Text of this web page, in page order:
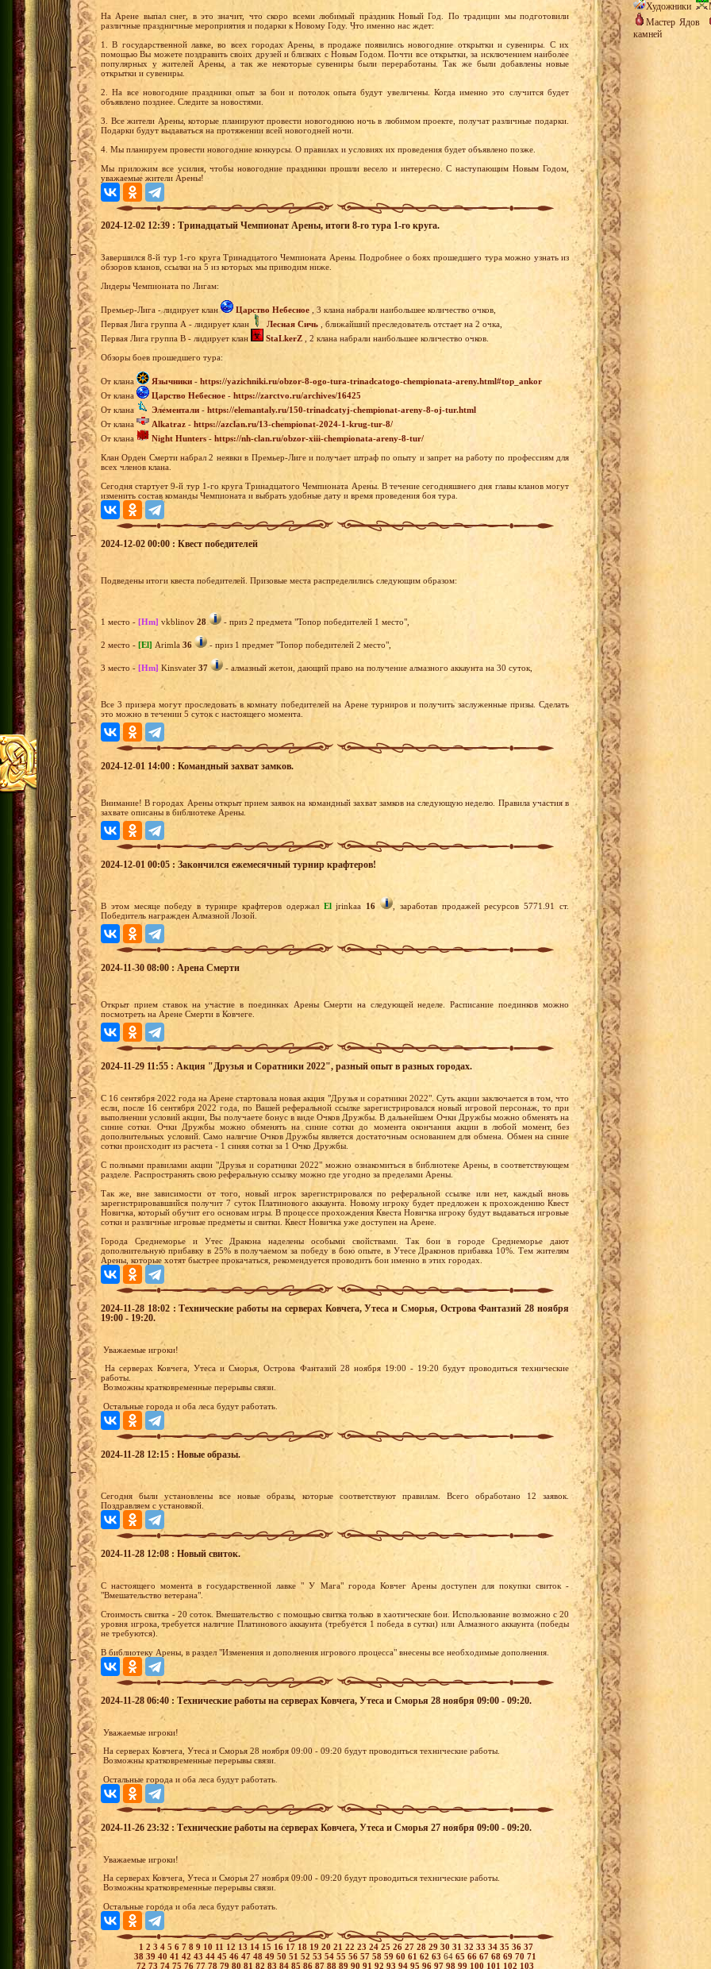
На Арене выпал снег, в это значит, что скоро всеми любимый праздник Новый Год. По традиции мы подготовили
различные праздничные мероприятия и подарки к Новому Году. Что именно нас ждет:
1. В государственной лавке, во всех городах Арены, в продаже появились новогодние открытки и сувениры. С их
помощью Вы можете поздравить своих друзей и близких с Новым Годом. Почти все открытки, за исключением наиболее
популярных у жителей Арены, а так же некоторые сувениры были переработаны. Так же были добавлены новые
открытки и сувениры.
2. На все новогодние праздники опыт за бои и потолок опыта будут увеличены. Когда именно это случится будет
объявлено позднее. Следите за новостями.
3. Все жители Арены, которые планируют провести новогоднюю ночь в любимом проекте, получат различные подарки.
Подарки будут выдаваться на протяжении всей новогодней ночи.
4. Мы планируем провести новогодние конкурсы. О правилах и условиях их проведения будет объявлено позже.
Мы приложим все усилия, чтобы новогодние праздники прошли весело и интересно. С наступающим Новым Годом,
уважаемые жители Арены!
2024-12-02 12:39 : Тринадцатый Чемпионат Арены, итоги 8-го тура 1-го круга.
Завершился 8-й тур 1-го круга Тринадцатого Чемпионата Арены. Подробнее о боях прошедшего тура можно узнать из
обзоров кланов, ссылки на 5 из которых мы приводим ниже.
Лидеры Чемпионата по Лигам:
Премьер-Лига - лидирует клан Царство Небесное , 3 клана набрали наибольшее количество очков,
Первая Лига группа А - лидирует клан
Лесная Сичь , ближайший преследователь отстает на 2 очка,
Первая Лига группа В - лидирует клан
StaLkerZ , 2 клана набрали наибольшее количество очков.
Обзоры боев прошедшего тура:
От клана Язычники - https://yazichniki.ru/obzor-8-ogo-tura-trinadcatogo-chempionata-areny.html#top_ankor
От клана
Царство Небесное - https://zarctvo.ru/archives/16425
От клана
Элементали - https://elemantaly.ru/150-trinadcatyj-chempionat-areny-8-oj-tur.html
От клана
Alkatraz - https://azclan.ru/13-chempionat-2024-1-krug-tur-8/
От клана
Night Hunters- https://nh-clan.ru/obzor-xiii-chempionata-areny-8-tur/
Клан Орден Смерти набрал 2 неявки в Премьер-Лиге и получает штраф по опыту и запрет на работу по профессиям для
всех членов клана.
Сегодня стартует 9-й тур 1-го круга Тринадцатого Чемпионата Арены. В течение сегодняшнего дня главы кланов могут
изменить состав команды Чемпионата и выбрать удобные дату и время проведения боя тура.
2024-12-02 00:00 : Квест победителей
Подведены итоги квеста победителей. Призовые места распределились следующим образом:
1 место - [Hm] vkblinov 28 - приз 2 предмета "Топор победителей 1 место",
2 место - [El] Arimla 36 - приз 1 предмет "Топор победителей 2 место",
3 место - [Hm] Kinsvater 37 - алмазный жетон, дающий право на получение алмазного аккаунта на 30 суток,
Все 3 призера могут проследовать в комнату победителей на Арене турниров и получить заслуженные призы. Сделать
это можно в течении 5 суток с настоящего момента.
2024-12-01 14:00 : Командный захват замков.
Внимание! В городах Арены открыт прием заявок на командный захват замков на следующую неделю. Правила участия в
захвате описаны в библиотеке Арены.
2024-12-01 00:05 : Закончился ежемесячный турнир крафтеров!
В этом месяце победу в турнире крафтеров одержал El jrinkaa 16
, заработав продажей ресурсов 5771.91 ст.
Победитель награжден Алмазной Лозой.
2024-11-30 08:00 : Арена Смерти
Открыт прием ставок на участие в поединках Арены Смерти на следующей неделе. Расписание поединков можно
посмотреть на Арене Смерти в Ковчеге.
2024-11-29 11:55 : Акция "Друзья и Соратники 2022", разный опыт в разных городах.
С 16 сентября 2022 года на Арене стартовала новая акция "Друзья и соратники 2022". Суть акции заключается в том, что
если, после 16 сентября 2022 года, по Вашей реферальной ссылке зарегистрировался новый игровой персонаж, то при
выполнении условий акции, Вы получаете бонус в виде Очков Дружбы. В дальнейшем Очки Дружбы можно обменять на
синие сотки. Очки Дружбы можно обменять на синие сотки до момента окончания акции в любой момент, без
дополнительных условий. Само наличие Очков Дружбы является достаточным основанием для обмена. Обмен на синие
сотки происходит из расчета - 1 синяя сотки за 1 Очко Дружбы.
С полными правилами акции "Друзья и соратники 2022" можно ознакомиться в библиотеке Арены, в соответствующем
разделе. Распространять свою реферальную ссылку можно где угодно за пределами Арены.
Так же, вне зависимости от того, новый игрок зарегистрировался по реферальной ссылке или нет, каждый вновь
зарегистрировавшийся получит 7 суток Платинового аккаунта. Новому игроку будет предложен к прохождению Квест
Новичка, который обучит его основам игры. В процессе прохождения Квеста Новичка игроку будут выдаваться игровые
сотки и различные игровые предметы и свитки. Квест Новичка уже доступен на Арене.
Города Среднеморье и Утес Дракона наделены особыми свойствами. Так бои в городе Среднеморье дают
дополнительную прибавку в 25% в получаемом за победу в бою опыте, в Утесе Драконов прибавка 10%. Тем жителям
Арены, которые хотят быстрее прокачаться, рекомендуется проводить бои именно в этих городах.
2024-11-28 18:02 : Технические работы на серверах Ковчега, Утеса и Сморья, Острова Фантазий 28 ноября
19:00 - 19:20.
Уважаемые игроки!
На серверах Ковчега, Утеса и Сморья, Острова Фантазий 28 ноября 19:00 - 19:20 будут проводиться технические
работы.
Возможны кратковременные перерывы связи.
Остальные города и оба леса будут работать.
2024-11-28 12:15 : Новые образы.
Сегодня были установлены все новые образы, которые соответствуют правилам. Всего обработано 12 заявок.
Поздравляем с установкой.
2024-11-28 12:08 : Новый свиток.
С настоящего момента в государственной лавке " У Мага" города Ковчег Арены доступен для покупки свиток -
"Вмешательство ветерана".
Стоимость свитка - 20 соток. Вмешательство с помощью свитка только в хаотические бои. Использование возможно с 20
уровня игрока, требуется наличие Платинового аккаунта (требуется 1 победа в сутки) или Алмазного аккаунта (победы
не требуются).
В библиотеку Арены, в раздел "Изменения и дополнения игрового процесса" внесены все необходимые дополнения.
2024-11-28 06:40 : Технические работы на серверах Ковчега, Утеса и Сморья 28 ноября 09:00 - 09:20.
Уважаемые игроки!
На серверах Ковчега, Утеса и Сморья 28 ноября 09:00 - 09:20 будут проводиться технические работы.
Возможны кратковременные перерывы связи.
Остальные города и оба леса будут работать.
2024-11-26 23:32 : Технические работы на серверах Ковчега, Утеса и Сморья 27 ноября 09:00 - 09:20.
Уважаемые игроки!
На серверах Ковчега, Утеса и Сморья 27 ноября 09:00 - 09:20 будут проводиться технические работы.
Возможны кратковременные перерывы связи.
Остальные города и оба леса будут работать.
1 2 3 4 5 6 7 8 9 10 11 12 13 14 15 16 17 18 19 20 21 22 23 24 25 26 27 28 29 30 31 32 33 34 35 36 37
38 39 40 41 42 43 44 45 46 47 48 49 50 51 52 53 54 55 56 57 58 59 60 61 62 63 64 65 66 67 68 69 70 71
72 73 74 75 76 77 78 79 80 81 82 83 84 85 86 87 88 89 90 91 92 93 94 95 96 97 98 99 100 101 102 103
Художники
Мастер Ядов
камней